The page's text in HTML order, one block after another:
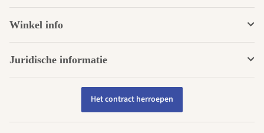
Winkel info
Juridische informatie
Het contract herroepen